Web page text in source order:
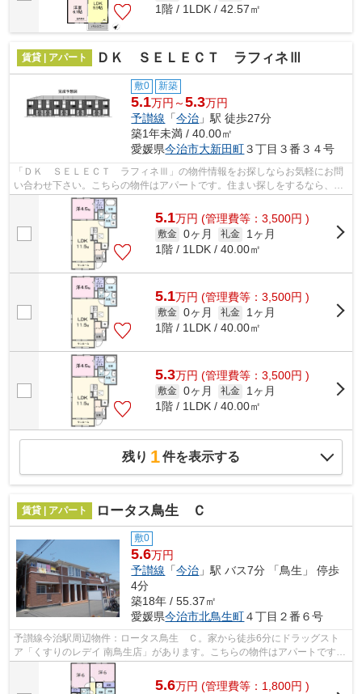
1階 / 1LDK / 42.57㎡
賃貸 | アパート ＤＫ ＳＥＬＥＣＴ ラフィネⅢ
敷0 新築
5.1万円～5.3万円
予讃線 「今治 」駅 徒歩27分
築1年未満 / 40.00㎡
愛媛県今治市大新田町３丁目３番３４号
「ＤＫ ＳＥＬＥＣＴ ラフィネⅢ」の物件情報をお探しならお気軽にお問
い合わせ下さい。こちらの物件はアパートです。住まい探しをするなら、ぜ
ひ当社にお任せ下さい。当社は豊富な賃...
5.1万円 (管理費等：3,500円 )
敷金 0ヶ月 礼金
1ヶ月
1階 / 1LDK / 40.00㎡
5.1万円 (管理費等：3,500円 )
敷金 0ヶ月 礼金
1ヶ月
1階 / 1LDK / 40.00㎡
5.3万円 (管理費等：3,500円 )
敷金 0ヶ月 礼金
1ヶ月
1階 / 1LDK / 40.00㎡
残り 1件を表示する
賃貸 | アパート ロータス鳥生 Ｃ
敷0
5.6万円
予讃線 「今治 」駅 バス7分 「鳥生」 停歩
4分
築18年 / 55.37㎡
愛媛県今治市北鳥生町４丁目２番６号
予讃線今治駅周辺物件：ロータス鳥生 Ｃ。家から徒歩6分にドラッグスト
ア「くすりのレデイ 南鳥生店」があります。こちらの物件はアパートです。
当社はお客様のご希望に適した物件の...
5.6万円 (管理費等：1,800円 )